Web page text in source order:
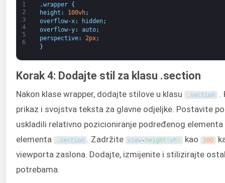
1
2
3
4
5
6
.wrapper
{
height : 100vh;
overflow-x: hidden;
overflow-y: auto;
perspective: 2px;
}
Korak 4: Dodajte stil za klasu .section
Nakon klase wrapper, dodajte stilove u klasu . section .
prikaz i svojstva teksta za glavne odjeljke. Postavite
uskladili relativno pozicioniranje podređenog elementa
elementa
. section . Zadržite view- height (vh ) kao 100
viewporta zaslona. Dodajte, izmijenite i stilizirajte
potrebama.